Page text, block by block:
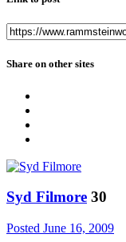
Share on other sites
Syd Filmore 30
Posted June 16, 2009